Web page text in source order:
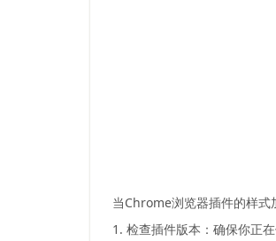
当Chrome浏览器插件的样式
1. 检查插件版本：确保你正